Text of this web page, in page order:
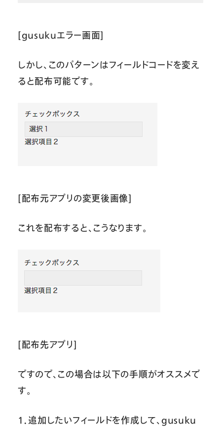
[gusukuエラー画面]
しかし、このパターンはフィールドコードを変え
ると配布可能です。
[配布元アプリの変更後画像]
これを配布すると、こうなります。
[配布先アプリ]
ですので、この場合は以下の手順がオススメで
す。
１．追加したいフィールドを作成して、gusuku